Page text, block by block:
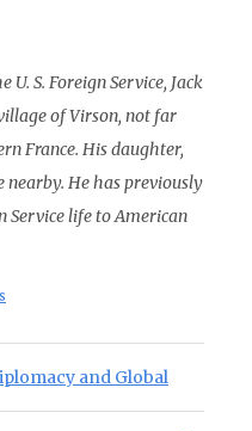
U. S. Foreign Service, Jack
of Virson, not far
France. His daughter,
nearby. He has previously
Service life to American
and Global